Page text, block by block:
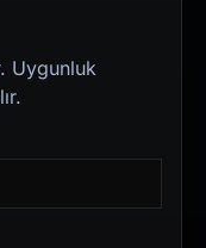
Uygunluk